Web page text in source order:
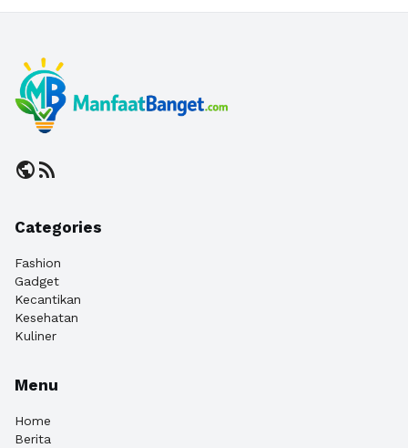
publicrss_feed
Categories
Fashion
Gadget
Kecantikan
Kesehatan
Kuliner
Menu
Home
Berita